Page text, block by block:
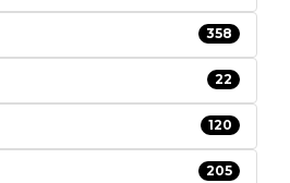
358
22
120
205